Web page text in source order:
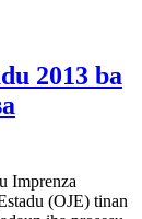
Defeza
2013 ba
Imprenza
(OJE) tinan